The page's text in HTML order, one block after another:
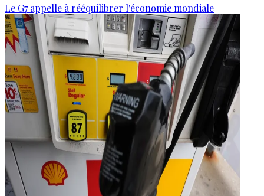
Le G7 appelle à rééquilibrer l'économie mondiale